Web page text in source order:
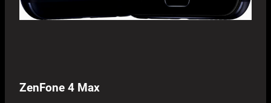
ZenFone 4 Max